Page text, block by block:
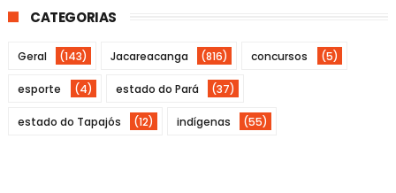
CATEGORIAS
Geral (143) Jacareacanga (816) concursos (5)
esporte (4) estado do Pará (37)
estado do Tapajós (12) indígenas (55)